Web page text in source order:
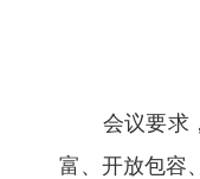
会议要求，
富、开放包容